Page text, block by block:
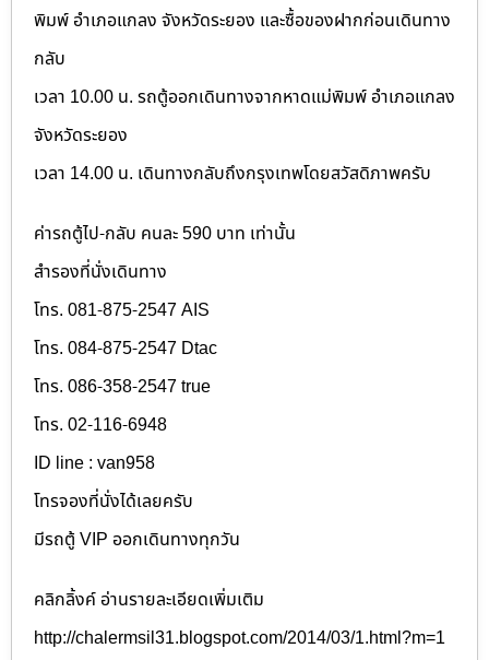
พิมพ์ อำเภอแกลง จังหวัดระยอง และซื้อของฝากก่อนเดินทาง
กลับ
เวลา 10.00 น. รถตู้ออกเดินทางจากหาดแม่พิมพ์ อำเภอแกลง
จังหวัดระยอง
เวลา 14.00 น. เดินทางกลับถึงกรุงเทพโดยสวัสดิภาพครับ
ค่ารถตู้ไป-กลับ คนละ 590 บาท เท่านั้น
สำรองที่นั่งเดินทาง
โทร. 081-875-2547 AIS
โทร. 084-875-2547 Dtac
โทร. 086-358-2547 true
โทร. 02-116-6948
ID line : van958
โทรจองที่นั่งได้เลยครับ
มีรถตู้ VIP ออกเดินทางทุกวัน
คลิกลิ้งค์ อ่านรายละเอียดเพิ่มเติม
http://chalermsil31.blogspot.com/2014/03/1.html?m=1